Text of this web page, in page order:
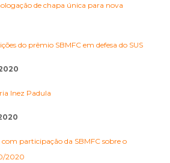
de chapa única para nova
do prêmio SBMFC em defesa do SUS
Inez Padula
participação da SBMFC sobre o
2020